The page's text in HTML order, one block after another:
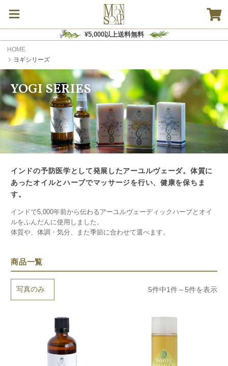
¥5,000以上送料無料
HOME
ヨギシリーズ
YOGI SERIES
インドの予防医学として発展したアーユルヴェーダ。体質に
あったオイルとハーブでマッサージを行い、健康を保ちま
す。
インドで5,000年前から伝わるアーユルヴェーディックハーブとオイ
ルをふんだんに使用しました。
体質や、体調・気分、また季節に合わせて選べます。
商品一覧
表示切替：
並び順：
5件中1件～5件を表示